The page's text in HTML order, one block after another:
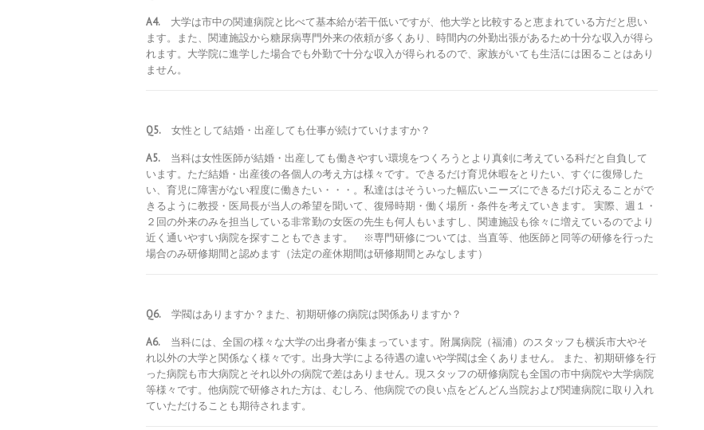
A4. 大学は市中の関連病院と比べて基本給が若干低いですが、他大学と比較すると恵まれている方だと思い
ます。また、関連施設から糖尿病専門外来の依頼が多くあり、時間内の外勤出張があるため十分な収入が得ら
れます。大学院に進学した場合でも外勤で十分な収入が得られるので、家族がいても生活には困ることはあり
ません。
Q5. 女性として結婚・出産しても仕事が続けていけますか？
A5. 当科は女性医師が結婚・出産しても働きやすい環境をつくろうとより真剣に考えている科だと自負して
います。ただ結婚・出産後の各個人の考え方は様々です。できるだけ育児休暇をとりたい、すぐに復帰した
い、育児に障害がない程度に働きたい・・・。私達ははそういった幅広いニーズにできるだけ応えることがで
きるように教授・医局長が当人の希望を聞いて、復帰時期・働く場所・条件を考えていきます。 実際、週１・
２回の外来のみを担当している非常勤の女医の先生も何人もいますし、関連施設も徐々に増えているのでより
近く通いやすい病院を探すこともできます。 ※専門研修については、当直等、他医師と同等の研修を行った
場合のみ研修期間と認めます（法定の産休期間は研修期間とみなします）
Q6. 学閥はありますか？また、初期研修の病院は関係ありますか？
A6. 当科には、全国の様々な大学の出身者が集まっています。附属病院（福浦）のスタッフも横浜市大やそ
れ以外の大学と関係なく様々です。出身大学による待遇の違いや学閥は全くありません。 また、初期研修を行
った病院も市大病院とそれ以外の病院で差はありません。現スタッフの研修病院も全国の市中病院や大学病院
等様々です。他病院で研修された方は、むしろ、他病院での良い点をどんどん当院および関連病院に取り入れ
ていただけることも期待されます。